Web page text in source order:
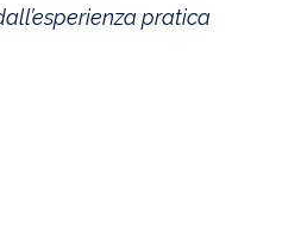
pratica